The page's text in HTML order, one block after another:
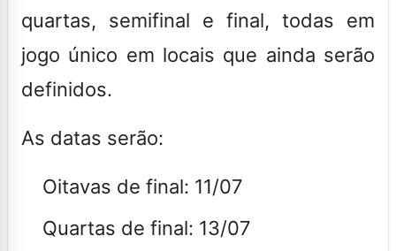
quartas, semifinal e final, todas em
jogo único em locais que ainda serão
definidos.
As datas serão:
Oitavas de final: 11/07
Quartas de final: 13/07